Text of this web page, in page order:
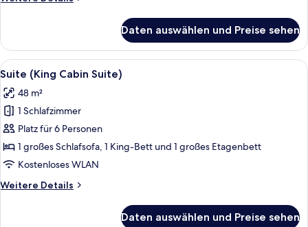
Suite
Daten auswählen und Preise sehen
Alle
Fotos
für
Suite
(King
Cabin
Suite)
Ein Hotelzimmer mit einem Bett,
4
Suite (King Cabin Suite)
48 m²
1 Schlafzimmer
Platz für 6 Personen
1 großes Schlafsofa, 1 King-Bett und 1 großes Etagenbett
Kostenloses WLAN
Weitere Details
Weitere
Daten auswählen und Preise sehen